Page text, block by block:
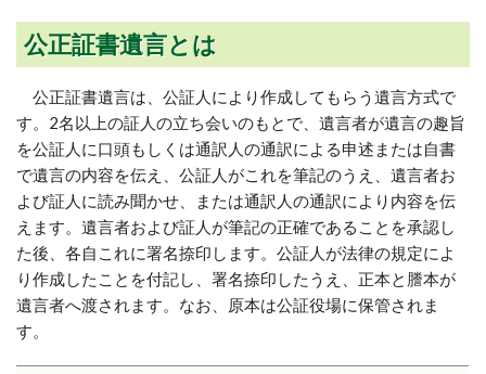
公正証書遺言とは
公正証書遺言は、公証人により作成してもらう遺言方式で
す。2名以上の証人の立ち会いのもとで、遺言者が遺言の趣旨
を公証人に口頭もしくは通訳人の通訳による申述または自書
で遺言の内容を伝え、公証人がこれを筆記のうえ、遺言者お
よび証人に読み聞かせ、または通訳人の通訳により内容を伝
えます。遺言者および証人が筆記の正確であることを承認し
た後、各自これに署名捺印します。公証人が法律の規定によ
り作成したことを付記し、署名捺印したうえ、正本と謄本が
遺言者へ渡されます。なお、原本は公証役場に保管されま
す。